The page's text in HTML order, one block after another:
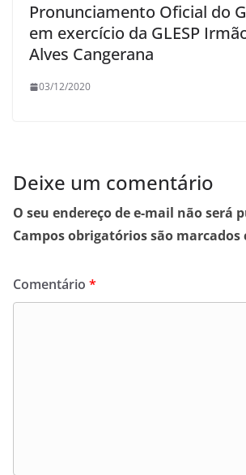
Pronunciamento Oficial do
em exercício da GLESP
Alves Cangerana
03/12/2020
Deixe um comentário
O seu endereço de e-mail não será
Campos obrigatórios são marcados
Comentário *